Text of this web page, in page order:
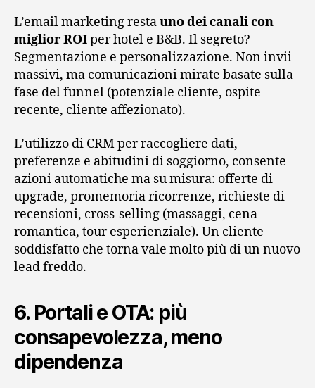
L’email marketing restauno dei canali con
miglior ROIper hotel e B&B. Il segreto?
Segmentazione e personalizzazione. Non invii
massivi, ma comunicazioni mirate basate sulla
fase del funnel (potenziale cliente, ospite
recente, cliente affezionato).
L’utilizzo di CRM per raccogliere dati,
preferenze e abitudini di soggiorno, consente
azioni automatiche ma su misura: offerte di
upgrade, promemoria ricorrenze, richieste di
recensioni, cross-selling (massaggi, cena
romantica, tour esperienziale). Un cliente
soddisfatto che torna vale molto più di un nuovo
lead freddo.
6. Portali e OTA: più
consapevolezza, meno
dipendenza